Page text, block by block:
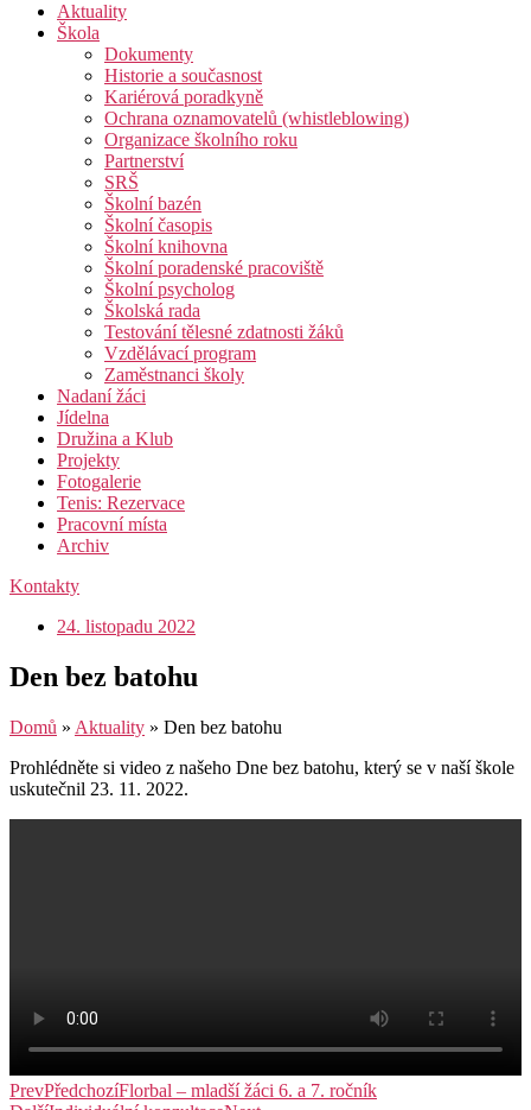
Aktuality
Škola
Dokumenty
Historie a současnost
Kariérová poradkyně
Ochrana oznamovatelů (whistleblowing)
Organizace školního roku
Partnerství
SRŠ
Školní bazén
Školní časopis
Školní knihovna
Školní poradenské pracoviště
Školní psycholog
Školská rada
Testování tělesné zdatnosti žáků
Vzdělávací program
Zaměstnanci školy
Nadaní žáci
Jídelna
Družina a Klub
Projekty
Fotogalerie
Tenis: Rezervace
Pracovní místa
Archiv
Kontakty
24. listopadu 2022
Den bez batohu
Domů » Aktuality » Den bez batohu
Prohlédněte si video z našeho Dne bez batohu, který se v naší škole
uskutečnil 23. 11. 2022.
PrevPředchozíFlorbal – mladší žáci 6. a 7. ročník